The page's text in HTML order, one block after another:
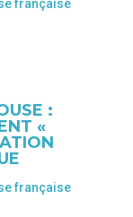
française
:
«
française